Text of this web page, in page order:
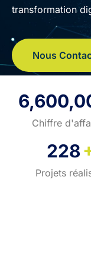
transformation
Nous
Chiffre
228
Projets